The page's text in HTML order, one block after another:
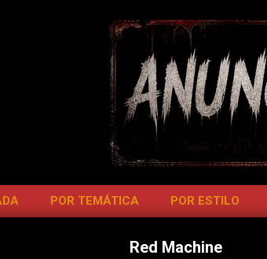
POR TEMÁTICA POR ESTILO
Red Machine